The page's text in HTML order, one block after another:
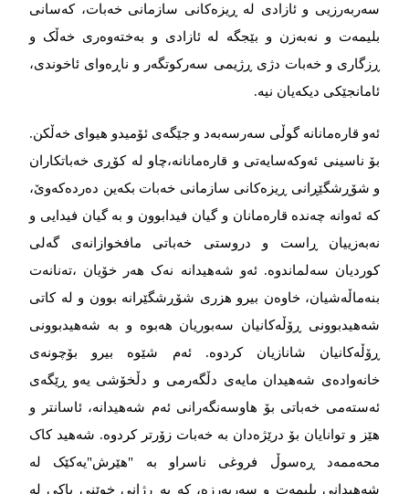
سەربەرزیی و ئازادی لە ڕیزەکانی سازمانی خەبات، کەسانی
بلیمەت و نەبەزن و بێجگە لە ئازادی و بەختەوەری خەڵک و
ڕزگاری و خەبات دژی ڕژیمی سەرکوتگەر و ناڕەوای ئاخوندی،
ئامانجێکی دیکەیان نیە.
ئەو قارەمانانە گوڵی سەرسەبەد و جێگەی ئۆمیدو هیوای خەڵکن.
بۆ ناسینی ئەوکەسایەتی و قارەمانانە،چاو لە کۆڕی خەباتکاران
و شۆڕشگێڕانی ڕیزەکانی سازمانی خەبات بکەین دەردەکەوێ‌،
کە ئەوانە چەندە قارەمانان و گیان فیدابوون و بە گیان فیدایی و
نەبەزییان ڕاست و دروستی خەباتی مافخوازانەی گەلی
کوردیان سەلماندوە. ئەو شەهیدانە نەک هەر خۆیان ،تەنانەت
بنەماڵەشیان، خاوەن بیرو هزری شۆڕشگێرانە بوون و لە کاتی
شەهیدبوونی ڕۆڵەکانیان سەبوریان هەبوە و بە شەهیدبوونی
ڕۆڵەکانیان شانازیان کردوە. ئەم شێوە بیرو بۆچونەی
خانەوادەی شەهیدان مایەی دڵگەرمی و دڵخۆشی یەو ڕێگەی
ئەستەمی خەباتی بۆ هاوسەنگەرانی ئەم شەهیدانە، ئاسانتر و
هێز و توانایان بۆ درێژەدان بە خەبات زۆرتر کردوە. شەهید کاک
محەممەد ڕەسوڵ فروغی ناسراو بە "هێرش"یەکێک لە
شەهیدانی بلیمەت و سەربەرزە، کە بە ڕژانی خوێنی پاکی لە